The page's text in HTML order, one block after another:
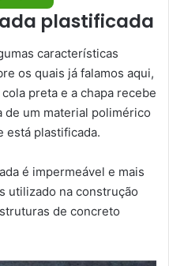
plastificada
características
os quais já falamos aqui,
preta e a chapa recebe
de um material polimérico
está plastificada.
é impermeável e mais
utilizado na construção
de concreto